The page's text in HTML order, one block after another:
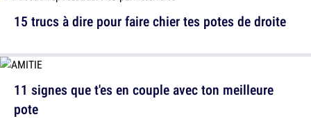
15 trucs à dire pour faire chier tes potes de droite
11 signes que t'es en couple avec ton meilleure
pote